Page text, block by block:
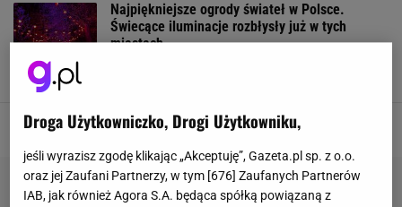
Najpiękniejsze ogrody świateł w Polsce.
Świecące iluminacje rozbłysły już w tych
miastach
Droga Użytkowniczko, Drogi Użytkowniku,
jeśli wyrazisz zgodę klikając „Akceptuję”, Gazeta.pl sp. z o.o.
oraz jej Zaufani Partnerzy, w tym [676] Zaufanych Partnerów
IAB, jak również Agora S.A. będąca spółką powiązaną z